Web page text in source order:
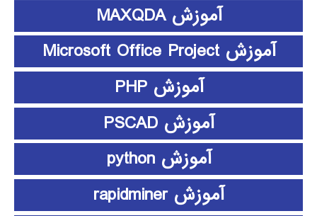
آموزش MAXQDA
آموزش Microsoft Office Project
آموزش PHP
آموزش PSCAD
آموزش python
آموزش rapidminer